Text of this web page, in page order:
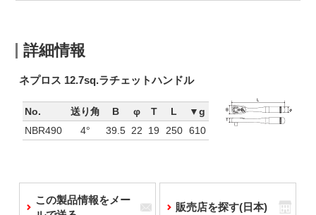
詳細情報
ネプロス 12.7sq.ラチェットハンドル
No. 送り角 B φ T L
▼g
NBR490
4° 39.5 22 19 250 610
この製品情報をメー
販売店を探す(日本)